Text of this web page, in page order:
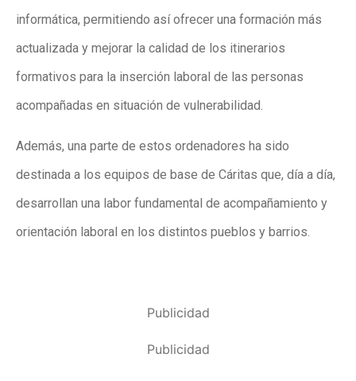
informática, permitiendo así ofrecer una formación más
actualizada y mejorar la calidad de los itinerarios
formativos para la inserción laboral de las personas
acompañadas en situación de vulnerabilidad.
Además, una parte de estos ordenadores ha sido
destinada a los equipos de base de Cáritas que, día a día,
desarrollan una labor fundamental de acompañamiento y
orientación laboral en los distintos pueblos y barrios.
Publicidad
Publicidad